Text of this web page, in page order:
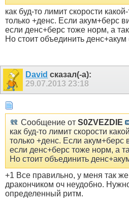
как буд-то лимит скорости
только +денс. Если акум+берс
если денс+берс тоже норм, а
Но стоит объединить денс+акум
David сказал(-а):
29.07.201323:18
Сообщение от S0ZVEZDIE
как буд-то лимит скорости
только +денс. Если акум+берс
если денс+берс тоже норм, а
Но стоит объединить
+1 Все правильно, у меня так
дракончиком оч неудобно.
определенный ритм.